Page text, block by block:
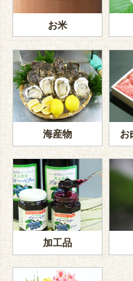
お米
海産物 お
加工品